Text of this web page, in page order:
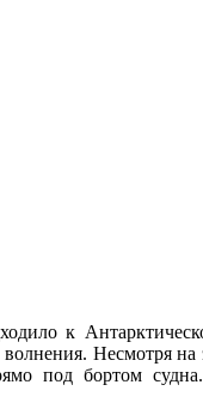
к
Несмотря
под бортом